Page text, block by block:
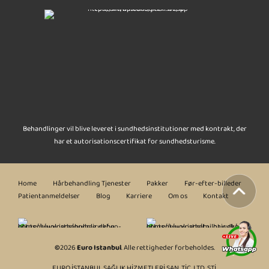
Behandlinger vil blive leveret i sundhedsinstitutioner med kontrakt, der
har et autorisationscertifikat for sundhedsturisme.
Home Hårbehandling Tjenester Pakker
Før-efter-billeder
Patientanmeldelser
Blog Karriere Om os Kontakt
©2026Euro Istanbul. Alle rettigheder forbeholdes.